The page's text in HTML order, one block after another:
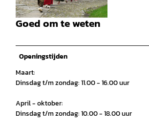
©CC-BY-SA
© Schloss Clemenswerth |CC-BY
Goed om te weten
Openingstijden
Maart:
Dinsdag t/m zondag: 11.00 - 16.00 uur
April - oktober:
Dinsdag t/m zondag: 10.00 - 18.00 uur